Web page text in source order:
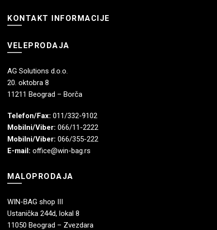
KONTAKT INFORMACIJE
VELEPRODAJA
AG Solutions d.o.o.
20. oktobra 8
11211 Beograd – Borča
Telefon/Fax: 011/332-9102
Mobilni/Viber: 066/11-2222
Mobilni/Viber: 066/355-222
E-mail: office@win-bag.rs
MALOPRODAJA
WIN-BAG shop III
Ustanička 244d, lokal 8
11050 Beograd – Zvezdara